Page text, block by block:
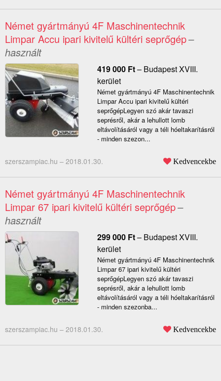
Német gyártmányú 4F Maschinentechnik
Limpar Accu ipari kivitelű kültéri seprőgép–
használt
419 000 Ft– Budapest XVIII.
kerület
Német gyártmányú 4F Maschinentechnik
Limpar Accu ipari kivitelű kültéri
seprőgépLegyen szó akár tavaszi
seprésről, akár a lehullott lomb
eltávolításáról vagy a téli hóeltakarításról
- minden szezon...
szerszampiac.hu – 2018.01.30. Kedvencekbe
Német gyártmányú 4F Maschinentechnik
Limpar 67 ipari kivitelű kültéri seprőgép–
használt
299 000 Ft– Budapest XVIII.
kerület
Német gyártmányú 4F Maschinentechnik
Limpar 67 ipari kivitelű kültéri
seprőgépLegyen szó akár tavaszi
seprésről, akár a lehullott lomb
eltávolításáról vagy a téli hóeltakarításról
- minden szezonba...
szerszampiac.hu – 2018.01.30. Kedvencekbe